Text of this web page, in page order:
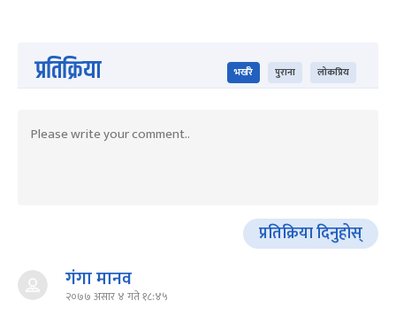
प्रतिक्रिया भर्खरै पुराना लोकप्रिय
प्रतिक्रिया दिनुहोस्
गंगा मानव
२०७७ असार ४ गते १८:४५